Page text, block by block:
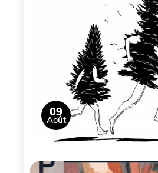
09
Août
La Ronde de
Chassignoles